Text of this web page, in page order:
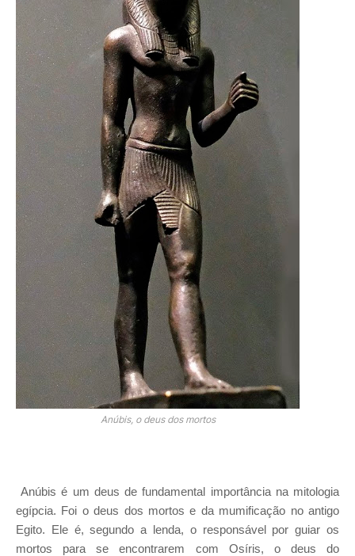
Anúbis, o deus dos mortos
Anúbis é um deus de fundamental importância na mitologia
egípcia. Foi o deus dos mortos e da mumificação no antigo
Egito. Ele é, segundo a lenda, o responsável por guiar os
mortos para se encontrarem com Osíris, o deus do